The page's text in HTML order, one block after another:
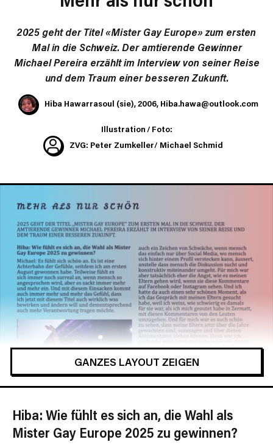
2025 geht der Titel «Mister Gay Europe» zum ersten
Mal in die Schweiz. Der amtierende Gewinner
Michael Pereira erzählt im Interview von seiner Reise
und dem Traum einer besseren Zukunft.
Hiba Hawarrasoul (sie), 2006, Hiba.hawa@outlook.com
Illustration / Foto:
ZVG: Peter Zumkeller/ Michael Schmid
GANZES LAYOUT ZEIGEN
Hiba: Wie fühlt es sich an, die Wahl als
Mister Gay Europe 2025 zu gewinnen?